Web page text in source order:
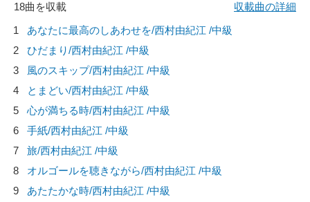
18曲を収載
収載曲の詳細
1
あなたに最高のしあわせを/西村由紀江 /中級
2
ひだまり/西村由紀江 /中級
3
風のスキップ/西村由紀江 /中級
4
とまどい/西村由紀江 /中級
5
心が満ちる時/西村由紀江 /中級
6
手紙/西村由紀江 /中級
7
旅/西村由紀江 /中級
8
オルゴールを聴きながら/西村由紀江 /中級
9
あたたかな時/西村由紀江 /中級